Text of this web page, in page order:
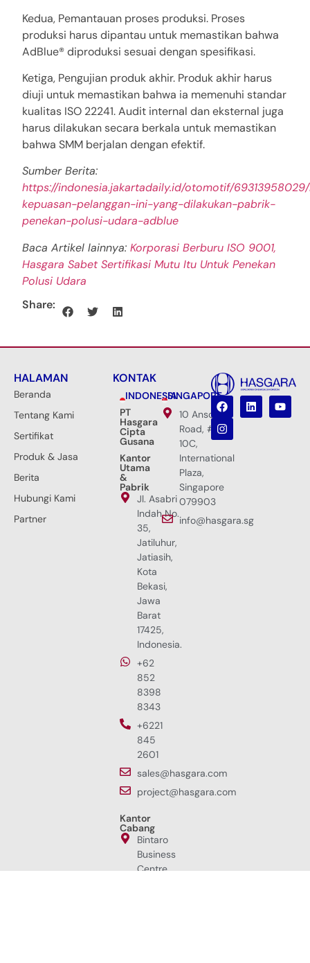
Kedua, Pemantauan proses produksi. Proses
produksi harus dipantau untuk memastikan bahwa
AdBlue® diproduksi sesuai dengan spesifikasi.
Ketiga, Pengujian produk akhir. Produk akhir harus
diuji untuk memastikan bahwa ia memenuhi standar
kualitas ISO 22241. Audit internal dan eksternal juga
harus dilakukan secara berkala untuk memastikan
bahwa SMM berjalan dengan efektif.
Sumber Berita:
https://indonesia.jakartadaily.id/otomotif/
kepuasan-pelanggan-ini-yang-dilakukan-pabrik-
penekan-polusi-udara-adblue
Baca Artikel lainnya: Korporasi Berburu ISO 9001,
Hasgara Sabet Sertifikasi Mutu Itu Untuk Penekan
Polusi Udara
Share:
HALAMAN
Beranda
Tentang Kami
Sertifikat
Produk & Jasa
Berita
Hubungi Kami
Partner
KONTAK
INDONESIA
PT
Hasgara
Cipta
Gusana
Kantor
Utama
&
Pabrik
Jl. Asabri
Indah No.
35,
Jatiluhur,
Jatiasih,
Kota
Bekasi,
Jawa
Barat
17425,
Indonesia.
+62
852
8398
8343
+6221
845
2601
sales@hasgara.com
project@hasgara.com
Kantor
Cabang
Bintaro
Business
Centre
SINGAPORE
10 Anson
Road, #33-
10C,
International
Plaza,
Singapore
079903
info@hasgara.sg